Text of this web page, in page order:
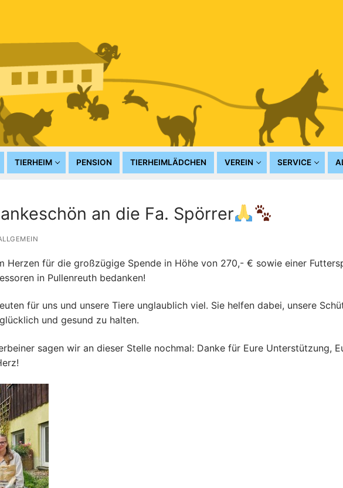
TIERHEIM PENSION TIERHEIMLÄDCHEN VEREIN SERVICE
an die Fa. Spörrer
Herzen für die großzügige Spende in Höhe von 270,- € sowie einer
in Pullenreuth bedanken!
für uns und unsere Tiere unglaublich viel. Sie helfen dabei, unsere
und gesund zu halten.
sagen wir an dieser Stelle nochmal: Danke für Eure Unterstützung,